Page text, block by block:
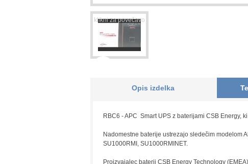
Opis izdelka
RBC6 - APC Smart UPS z baterijami CSB Energy,
Nadomestne baterije ustrezajo sledečim modelom
SU1000RMI, SU1000RMINET.
Proizvajalec baterij CSB Energy Technology